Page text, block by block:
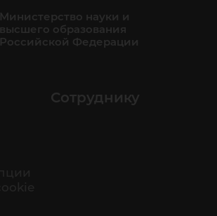
Министерство науки и
высшего образования
Российской Федерации
Сотруднику